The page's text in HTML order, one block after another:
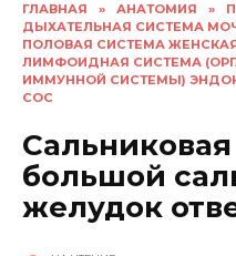
ГЛАВНАЯ » АНАТОМИЯ »
ДЫХАТЕЛЬНАЯ СИСТЕМА
ПОЛОВАЯ СИСТЕМА
ЛИМФОИДНАЯ СИСТЕМА
ИММУННОЙ СИСТЕМЫ)
СОС
большой
желудок